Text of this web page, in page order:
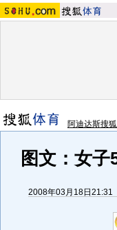
阿迪达斯搜
图文：女
2008年03月18日21:31